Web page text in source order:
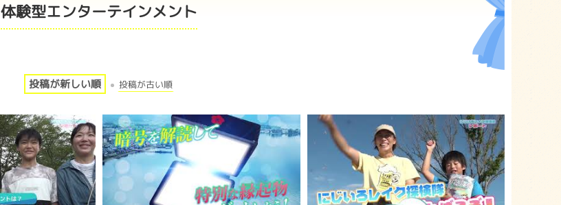
体験型エンターテインメント
投稿が新しい順 投稿が古い順